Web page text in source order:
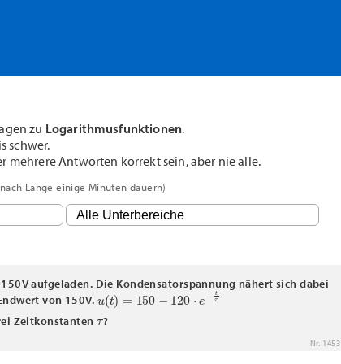
zu Logarithmusfunktionen.
schwer.
mehrere Antworten korrekt sein, aber nie alle.
Länge einige Minuten dauern)
aufgeladen. Die Kondensatorspannung nähert sich dabei
von 150V.u(t)=150−120⋅e−tτ
Zeitkonstanten ?
Nr. 1453